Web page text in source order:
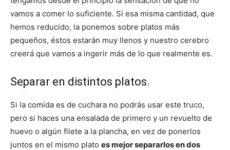
vamos a comer lo suficiente. Si esa misma cantidad, que
hemos reducido, la ponemos sobre platos más
pequeños, éstos estarán muy llenos y nuestro cerebro
creerá que vamos a ingerir más de lo que realmente es.
Separar en distintos platos.
Si la comida es de cuchara no podrás usar este truco,
pero si haces una ensalada de primero y un revuelto de
huevo o algún filete a la plancha, en vez de ponerlos
juntos en el mismo plato es mejor separarlos en dos